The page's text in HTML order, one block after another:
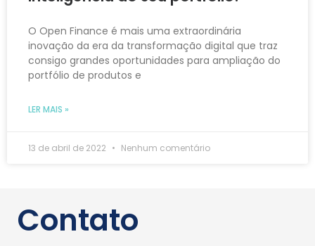
O Open Finance é mais uma extraordinária
inovação da era da transformação digital que traz
consigo grandes oportunidades para ampliação do
portfólio de produtos e
LER MAIS »
13 de abril de 2022 Nenhum comentário
Contato